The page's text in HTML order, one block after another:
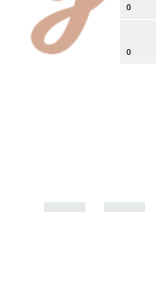
0
0